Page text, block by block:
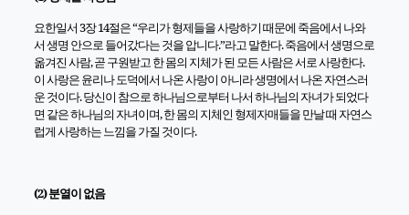
요한일서 3장 14절은 “우리가 형제들을 사랑하기 때문에 죽음에서 나와
서 생명 안으로 들어갔다는 것을 압니다.”라고 말한다. 죽음에서 생명으로
옮겨진 사람, 곧 구원받고 한 몸의 지체가 된 모든 사람은 서로 사랑한다.
이 사랑은 윤리나 도덕에서 나온 사랑이 아니라 생명에서 나온 자연스러
운 것이다. 당신이 참으로 하나님으로부터 나서 하나님의 자녀가 되었다
면 같은 하나님의 자녀이며, 한 몸의 지체인 형제자매들을 만날 때 자연스
럽게 사랑하는 느낌을 가질 것이다.
(2) 분열이 없음